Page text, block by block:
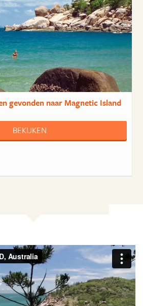
gevonden naar Magnetic Island
BEKIJKEN